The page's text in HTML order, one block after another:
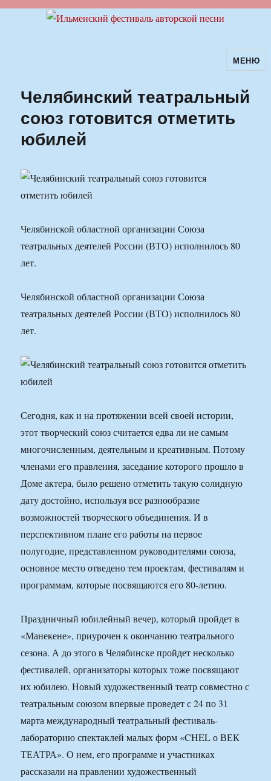
Ильменский фестиваль авторскойМЕНЮ
Челябинский театральный
союз готовится отметить
юбилей
Челябинской областной организации Союза
театральных деятелей России (ВТО) исполнилось 80
лет.
Челябинской областной организации Союза
театральных деятелей России (ВТО) исполнилось 80
лет.
Сегодня, как и на протяжении всей своей истории,
этот творческий союз считается едва ли не самым
многочисленным, деятельным и креативным. Потому
членами его правления, заседание которого прошло в
Доме актера, было решено отметить такую солидную
дату достойно, используя все разнообразие
возможностей творческого объединения. И в
перспективном плане его работы на первое
полугодие, представленном руководителями союза,
основное место отведено тем проектам, фестивалям и
программам, которые посвящаются его 80-летию.
Праздничный юбилейный вечер, который пройдет в
«Манекене», приурочен к окончанию театрального
сезона. А до этого в Челябинске пройдет несколько
фестивалей, организаторы которых тоже посвящают
их юбилею. Новый художественный театр совместно с
театральным союзом впервые проведет с 24 по 31
марта международный театральный фестиваль-
лабораторию спектаклей малых форм «CHEL о ВЕК
ТЕАТРА». О нем, его программе и участниках
рассказали на правлении художественный